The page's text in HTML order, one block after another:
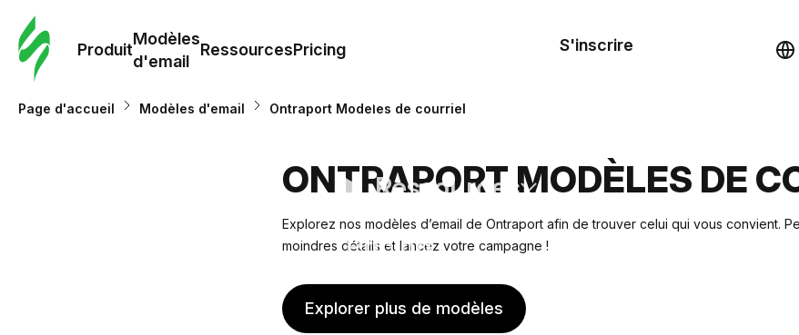
Produit
Modèles
d'email
RessourcesPricing
Modèles
Ressources
Pricing
S'inscrire
Page d'accueil Modèles d'email Ontraport Modèles de courriel
ONTRAPORT MODÈLES DE
Explorez nos modèles d’email de Ontraport afin de trouver celui qui vous convient.
moindres détails et lancez votre campagne !
Explorer plus de modèles